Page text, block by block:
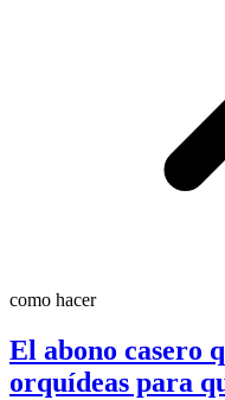
como hacer
El abono casero
orquídeas para